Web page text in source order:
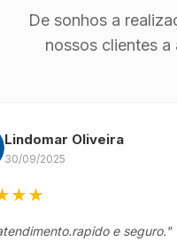
De sonhos a
nossos clientes
Oliveira
2025
e seguro."